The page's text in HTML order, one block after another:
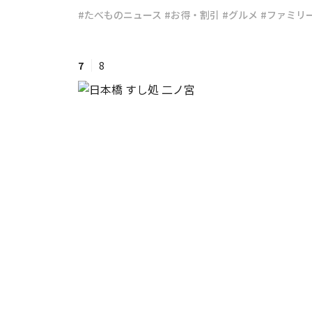
#渡邊大地の令和的ワーパパ道
#たべものニュース #お得・割引 #グルメ #ファミリ
7 8